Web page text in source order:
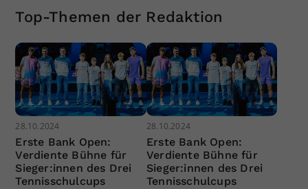
Top-Themen der Redaktion
28.10.2024
Erste Bank Open:
Verdiente Bühne für
Sieger:innen des Drei
Tennisschulcups
28.10.2024
Erste Bank Open:
Verdiente Bühne für
Sieger:innen des Drei
Tennisschulcups